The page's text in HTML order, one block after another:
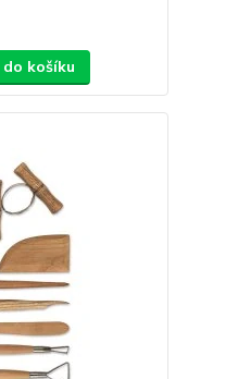
košíku